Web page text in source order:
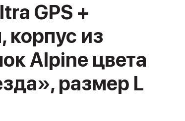
GPS +
корпус из
Alpine цвета
размер L